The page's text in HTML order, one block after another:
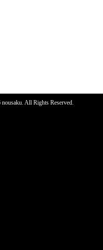
All Rights Reserved.